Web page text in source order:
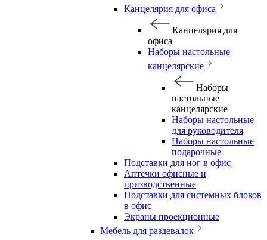
Канцелярия для офиса
Канцелярия для
офиса
Наборы настольные
канцелярские
Наборы
настольные
канцелярские
Наборы настольные
для руководителя
Наборы настольные
подарочные
Подставки для ног в офис
Аптечки офисные и
призводственные
Подставки для системных блоков
в офис
Экраны проекционные
Мебель для раздевалок